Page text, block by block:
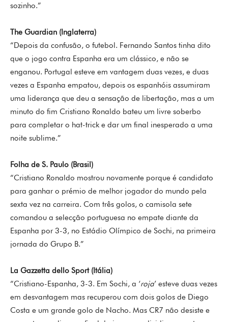
sozinho.”
The Guardian (Inglaterra)
“Depois da confusão, o futebol. Fernando Santos tinha dito
que o jogo contra Espanha era um clássico, e não se
enganou. Portugal esteve em vantagem duas vezes, e duas
vezes a Espanha empatou, depois os espanhóis assumiram
uma liderança que deu a sensação de libertação, mas a um
minuto do fim Cristiano Ronaldo bateu um livre soberbo
para completar o hat-trick e dar um final inesperado a uma
noite sublime.”
Folha de S. Paulo (Brasil)
“Cristiano Ronaldo mostrou novamente porque é candidato
para ganhar o prémio de melhor jogador do mundo pela
sexta vez na carreira. Com três golos, o camisola sete
comandou a selecção portuguesa no empate diante da
Espanha por 3-3, no Estádio Olímpico de Sochi, na primeira
jornada do Grupo B.”
La Gazzetta dello Sport (Itália)
“Cristiano-Espanha, 3-3. Em Sochi, a ‘roja’ esteve duas vezes
em desvantagem mas recuperou com dois golos de Diego
Costa e um grande golo de Nacho. Mas CR7 não desiste e